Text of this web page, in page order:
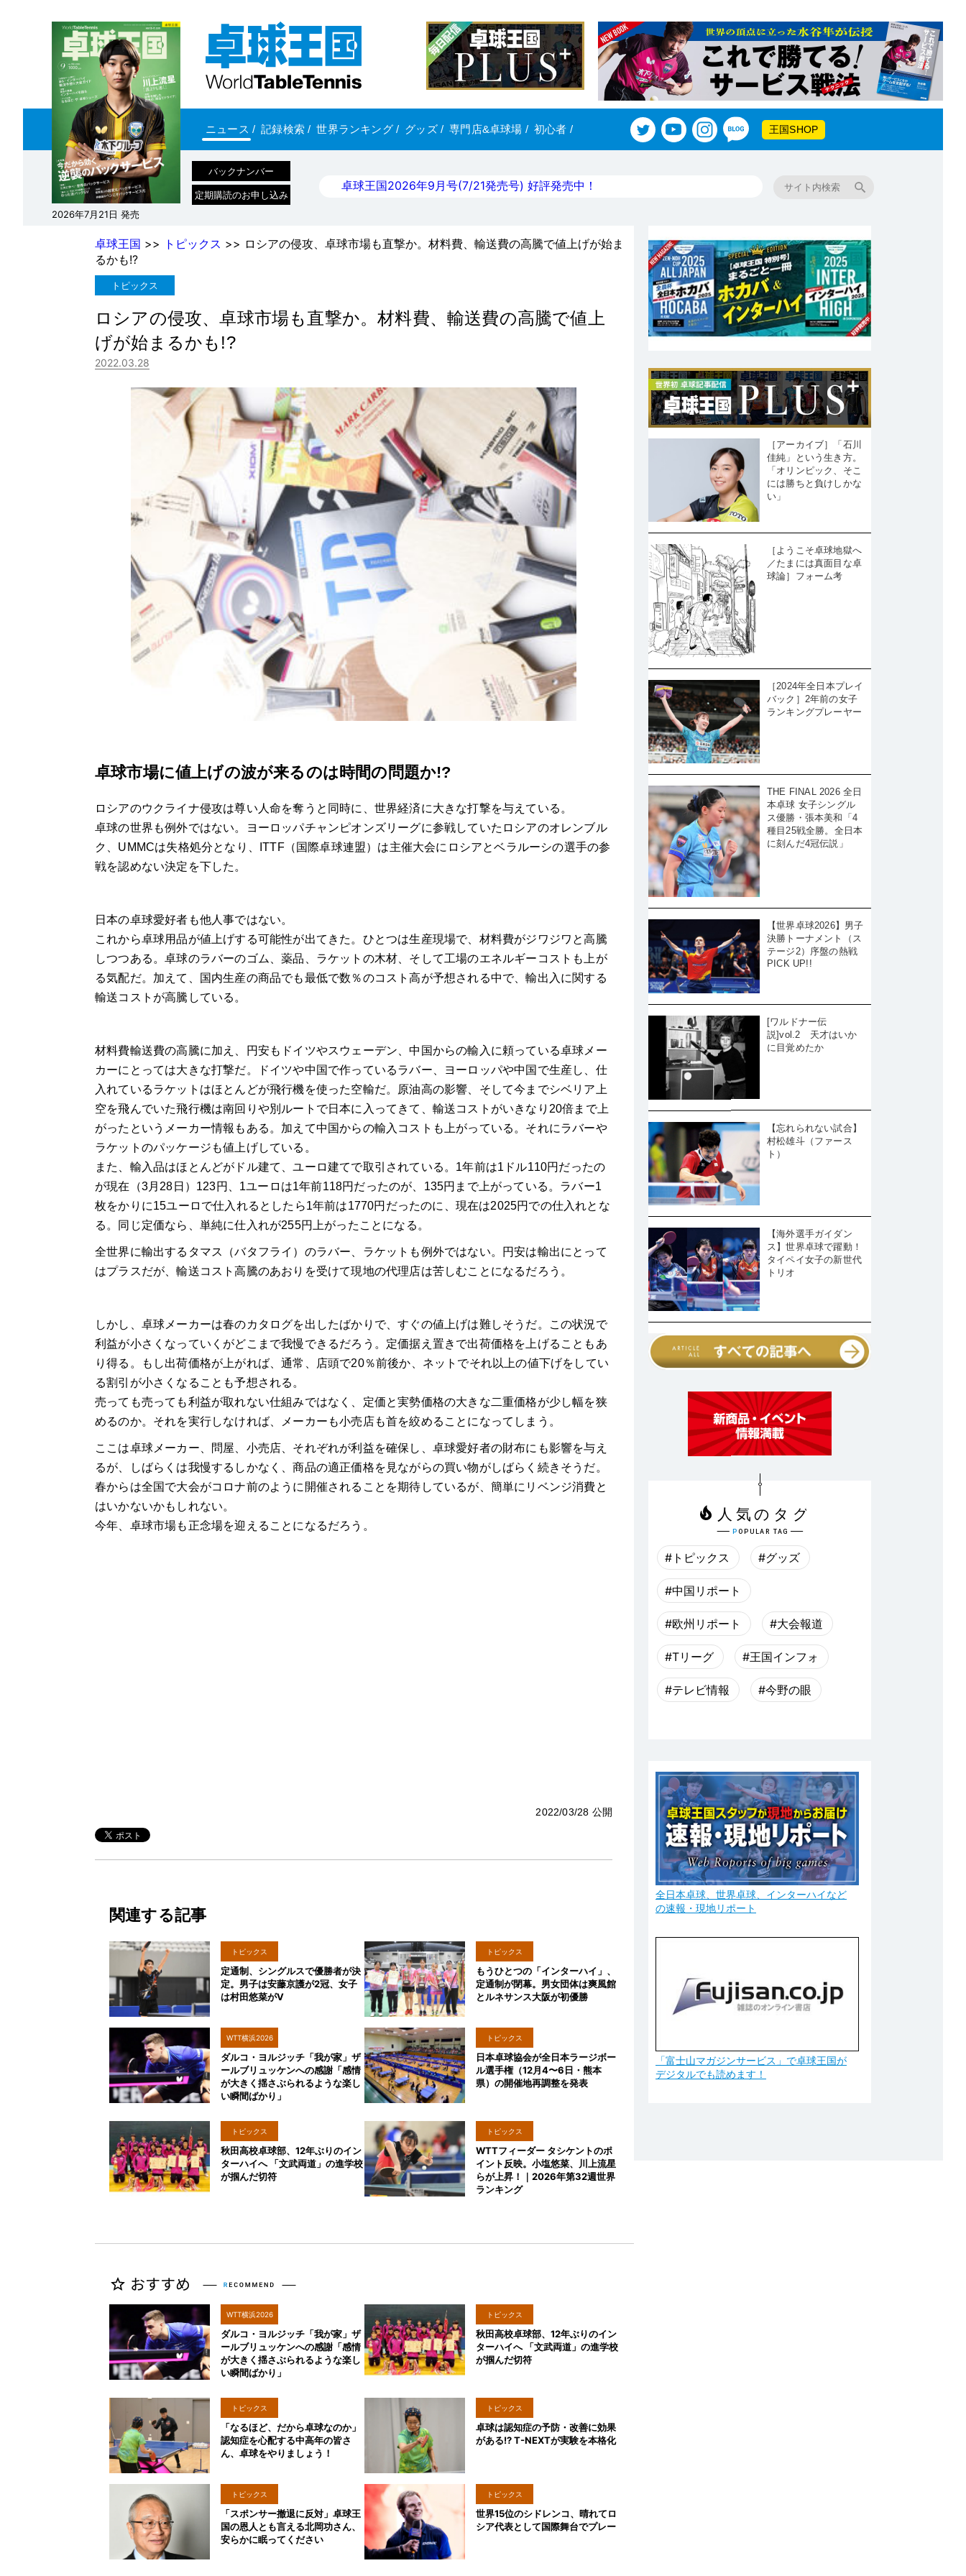
ニュース / 記録検索 / 世界ランキング/ グッズ/ 専門店&卓球場 / 初心者 / 王国SHOP
2026年7月21日 発売
バックナンバー
定期購読のお申し込み
卓球王国2026年9月号(7/21発売号) 好評発売中！
卓球王国 >> トピックス >> ロシアの侵攻、卓球市場も直撃か。材料費、輸送費の高騰で値上げが始ま
るかも!?
トピックス
ロシアの侵攻、卓球市場も直撃か。材料費、輸送費の高騰で値上
げが始まるかも!?
2022.03.28
卓球市場に値上げの波が来るのは時間の問題か!?
ロシアのウクライナ侵攻は尊い人命を奪うと同時に、世界経済に大きな打撃を与えている。
卓球の世界も例外ではない。ヨーロッパチャンピオンズリーグに参戦していたロシアのオレンブル
ク、UMMCは失格処分となり、ITTF（国際卓球連盟）は主催大会にロシアとベラルーシの選手の参
戦を認めない決定を下した。
日本の卓球愛好者も他人事ではない。
これから卓球用品が値上げする可能性が出てきた。ひとつは生産現場で、材料費がジワジワと高騰
しつつある。卓球のラバーのゴム、薬品、ラケットの木材、そして工場のエネルギーコストも上が
る気配だ。加えて、国内生産の商品でも最低で数％のコスト高が予想される中で、輸出入に関する
輸送コストが高騰している。
材料費輸送費の高騰に加え、円安もドイツやスウェーデン、中国からの輸入に頼っている卓球メー
カーにとっては大きな打撃だ。ドイツや中国で作っているラバー、ヨーロッパや中国で生産し、仕
入れているラケットはほとんどが飛行機を使った空輸だ。原油高の影響、そして今までシベリア上
空を飛んでいた飛行機は南回りや別ルートで日本に入ってきて、輸送コストがいきなり20倍まで上
がったというメーカー情報もある。加えて中国からの輸入コストも上がっている。それにラバーや
ラケットのパッケージも値上げしている。
また、輸入品はほとんどがドル建て、ユーロ建てで取引されている。1年前は1ドル110円だったの
が現在（3月28日）123円、1ユーロは1年前118円だったのが、135円まで上がっている。ラバー1
枚をかりに15ユーロで仕入れるとしたら1年前は1770円だったのに、現在は2025円での仕入れとな
る。同じ定価なら、単純に仕入れが255円上がったことになる。
全世界に輸出するタマス（バタフライ）のラバー、ラケットも例外ではない。円安は輸出にとって
はプラスだが、輸送コスト高騰のあおりを受けて現地の代理店は苦しむことになるだろう。
しかし、卓球メーカーは春のカタログを出したばかりで、すぐの値上げは難しそうだ。この状況で
利益が小さくなっていくがどこまで我慢できるだろう。定価据え置きで出荷価格を上げることもあ
り得る。もし出荷価格が上がれば、通常、店頭で20％前後か、ネットでそれ以上の値下げをしてい
る割引が小さくなることも予想される。
売っても売っても利益が取れない仕組みではなく、定価と実勢価格の大きな二重価格が少し幅を狭
めるのか。それを実行しなければ、メーカーも小売店も首を絞めることになってしまう。
ここは卓球メーカー、問屋、小売店、それぞれが利益を確保し、卓球愛好者の財布にも影響を与え
るが、しばらくは我慢するしかなく、商品の適正価格を見ながらの買い物がしばらく続きそうだ。
春からは全国で大会がコロナ前のように開催されることを期待しているが、簡単にリベンジ消費と
はいかないかもしれない。
今年、卓球市場も正念場を迎えることになるだろう。
2022/03/28 公開
関連する記事
トピックス
定通制、シングルスで優勝者が決
定。男子は安藤京護が2冠、女子
は村田悠菜がV
トピックス
もうひとつの「インターハイ」、
定通制が閉幕。男女団体は爽風館
とルネサンス大阪が初優勝
WTT横浜2026
ダルコ・ヨルジッチ「我が家」ザ
ールブリュッケンへの感謝「感情
が大きく揺さぶられるような楽し
い瞬間ばかり」
トピックス
日本卓球協会が全日本ラージボー
ル選手権（12月4〜6日・熊本
県）の開催地再調整を発表
トピックス
秋田高校卓球部、12年ぶりのイン
ターハイへ 「文武両道」の進学校
が掴んだ切符
トピックス
WTTフィーダー タシケントのポ
イント反映。小塩悠菜、川上流星
らが上昇！｜2026年第32週世界
ランキング
WTT横浜2026
ダルコ・ヨルジッチ「我が家」ザ
ールブリュッケンへの感謝「感情
が大きく揺さぶられるような楽し
い瞬間ばかり」
トピックス
秋田高校卓球部、12年ぶりのイン
ターハイへ 「文武両道」の進学校
が掴んだ切符
トピックス
「なるほど、だから卓球なのか」
認知症を心配する中高年の皆さ
ん、卓球をやりましょう！
トピックス
卓球は認知症の予防・改善に効果
がある!? T-NEXTが実験を本格化
トピックス
「スポンサー撤退に反対」卓球王
国の恩人とも言える北岡功さん、
安らかに眠ってください
トピックス
世界15位のシドレンコ、晴れてロ
シア代表として国際舞台でプレー
［アーカイブ］「石川
佳純」という生き方。
「オリンピック、そこ
には勝ちと負けしかな
い」
［ようこそ卓球地獄へ
／たまには真面目な卓
球論］フォーム考
［2024年全日本プレイ
バック］2年前の女子
ランキングプレーヤー
THE FINAL 2026 全日
本卓球 女子シングル
ス優勝・張本美和「4
種目25戦全勝。全日本
に刻んだ4冠伝説」
【世界卓球2026】男子
決勝トーナメント（ス
テージ2）序盤の熱戦
PICK UP!!
[ワルドナー伝
説]vol.2 天才はいか
に目覚めたか
【忘れられない試合】
村松雄斗（ファース
ト）
【海外選手ガイダン
ス】世界卓球で躍動！
タイペイ女子の新世代
トリオ
#トピックス #グッズ
#中国リポート
#欧州リポート #大会報道
#Tリーグ #王国インフォ
#テレビ情報 #今野の眼
全日本卓球、世界卓球、インターハイなど
の速報・現地リポート
「富士山マガジンサービス」で卓球王国が
デジタルでも読めます！